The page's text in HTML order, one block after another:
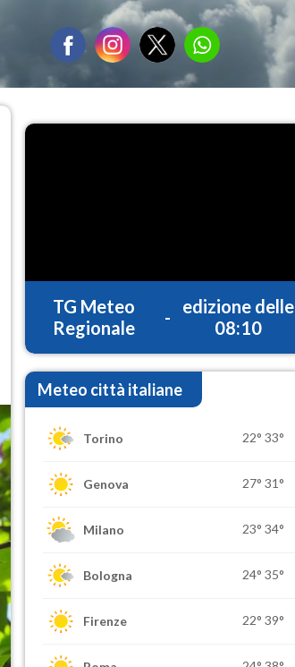
TG Meteo
Regionale
-
edizione delle
08:10
Meteo città italiane
Torino 22° 33°
Genova 27° 31°
Milano 23° 34°
Bologna 24° 35°
Firenze 22° 39°